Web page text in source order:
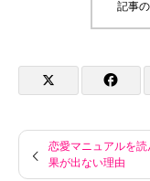
記事
恋愛マニュアルを読
果が出ない理由